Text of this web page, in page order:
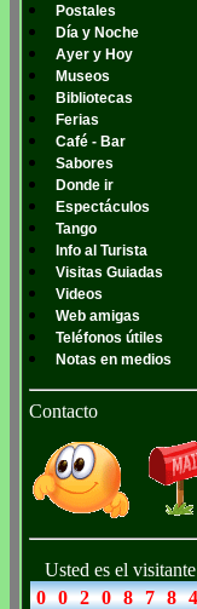
Postales
Día y Noche
Ayer y Hoy
Museos
Bibliotecas
Ferias
Café - Bar
Sabores
Donde ir
Espectáculos
Tango
Info al Turista
Visitas Guiadas
Videos
Web amigas
Teléfonos útiles
Notas en medios
Contacto
Usted es el visitante